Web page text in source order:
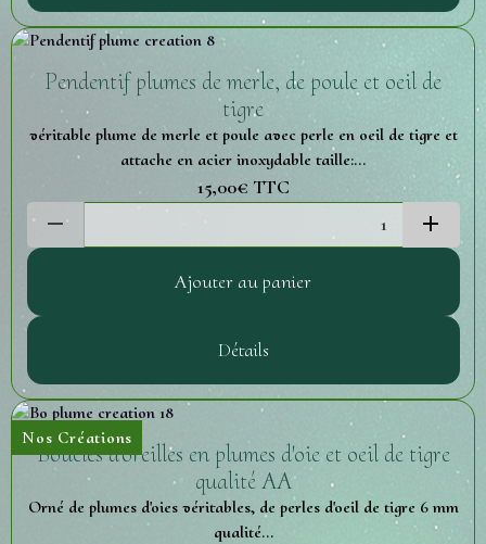
Pendentif plumes de merle, de poule et oeil de
tigre
véritable plume de merle et poule avec perle en oeil de tigre et
attache en acier inoxydable taille:...
15,00€ TTC
Ajouter au panier
Détails
Nos Créations
Boucles d'oreilles en plumes d'oie et oeil de tigre
qualité AA
Orné de plumes d'oies véritables, de perles d'oeil de tigre 6 mm
qualité...